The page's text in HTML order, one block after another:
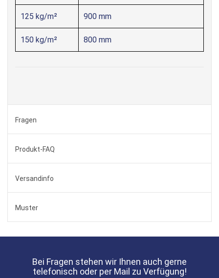
125 kg/m² 900 mm
150 kg/m² 800 mm
Fragen
Produkt-FAQ
Versandinfo
Muster
Bei Fragen stehen wir Ihnen auch gerne
telefonisch oder per Mail zu Verfügung!